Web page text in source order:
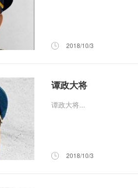
2018/10/3
谭政大将
谭政大将...
2018/10/3